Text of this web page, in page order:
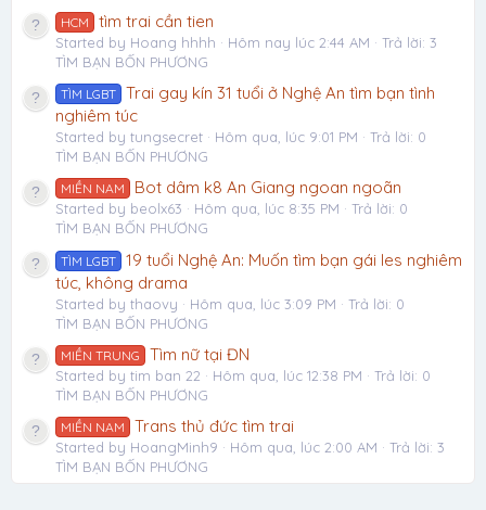
HCM tìm trai cần tien
Started by Hoang hhhh Hôm nay lúc 2:44 AM
Trả lời: 3
TÌM BẠN BỐN PHƯƠNG
TÌM LGBT
Trai gay kín 31 tuổi ở Nghệ An tìm bạn tình
nghiêm túc
Started by tungsecret Hôm qua, lúc 9:01 PM
Trả lời: 0
TÌM BẠN BỐN PHƯƠNG
MIỀN NAM Bot dâm k8 An Giang ngoan ngoãn
Started by beolx63 Hôm qua, lúc 8:35 PM
Trả lời: 0
TÌM BẠN BỐN PHƯƠNG
TÌM LGBT
19 tuổi Nghệ An: Muốn tìm bạn gái les nghiêm
túc, không drama
Started by thaovy Hôm qua, lúc 3:09 PM
Trả lời: 0
TÌM BẠN BỐN PHƯƠNG
MIỀN TRUNG Tìm nữ tại ĐN
Started by tim ban 22 Hôm qua, lúc 12:38 PM
Trả lời: 0
TÌM BẠN BỐN PHƯƠNG
MIỀN NAM Trans thủ đức tìm trai
Started by HoangMinh9 Hôm qua, lúc 2:00 AM
Trả lời: 3
TÌM BẠN BỐN PHƯƠNG